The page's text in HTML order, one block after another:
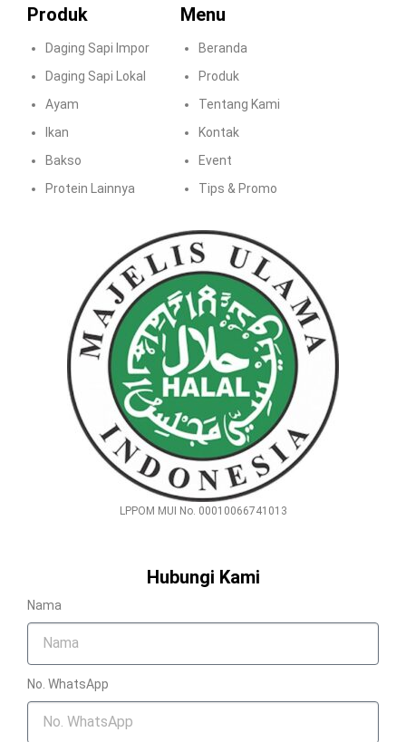
Produk
Daging Sapi Impor
Daging Sapi Lokal
Ayam
Ikan
Bakso
Protein Lainnya
Menu
Beranda
Produk
Tentang Kami
Kontak
Event
Tips & Promo
LPPOM MUI No. 00010066741013
Hubungi Kami
Nama
No. WhatsApp